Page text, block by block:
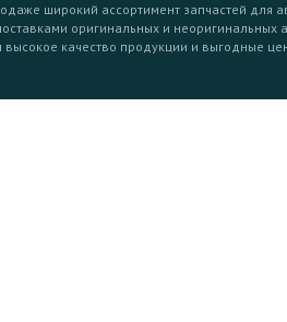
широкий ассортимент запчастей для
оригинальных и неоригинальных
качество продукции и выгодные